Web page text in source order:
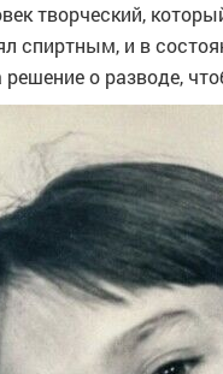
творческий,
спиртным, и в
о разводе,